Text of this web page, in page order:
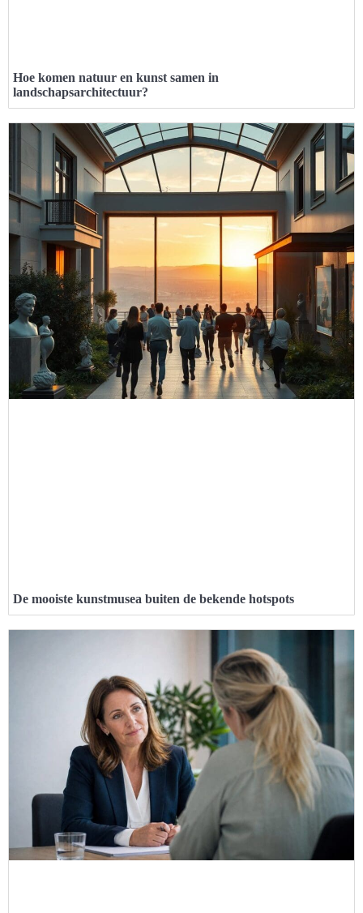
Hoe komen natuur en kunst samen in
landschapsarchitectuur?
De mooiste kunstmusea buiten de bekende hotspots